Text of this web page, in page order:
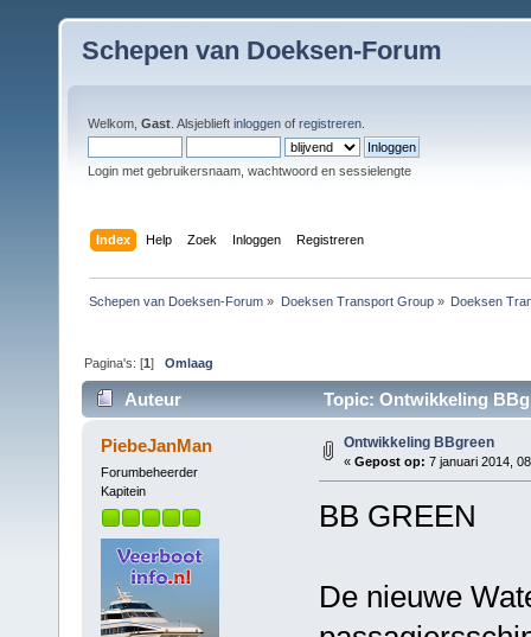
Schepen van Doeksen-Forum
Welkom, Gast . Alsjeblieft inloggen of registreren
Login met gebruikersnaam, wachtwoord en sessielengte
Index Help Zoek Inloggen Registreren
Schepen van Doeksen-Forum » Doeksen Transport Group» Doeksen
Pagina's: [1]Omlaag
Auteur Topic: Ontwikkeling
PiebeJanMan
Forumbeheerder
Kapitein
Ontwikkeling BBgreen
« Gepost op: 7 januari 2014,
BB GREEN
De nieuwe